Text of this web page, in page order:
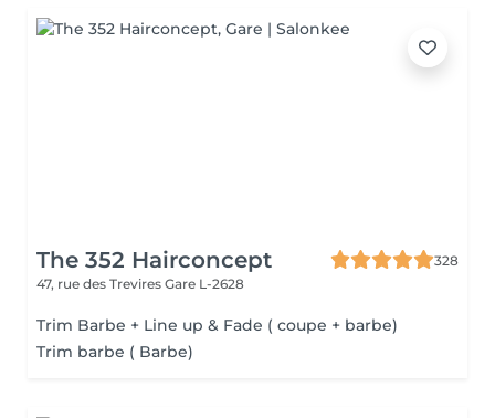
The 352 Hairconcept
328
47, rue des Trevires Gare L-2628
Trim Barbe + Line up & Fade ( coupe + barbe)
Trim barbe ( Barbe)